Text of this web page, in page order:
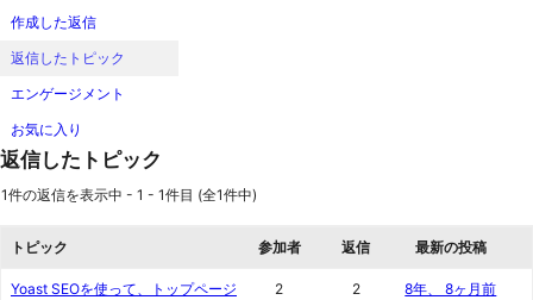
作成した返信
返信したトピック
エンゲージメント
お気に入り
返信したトピック
1件の返信を表示中 - 1 - 1件目 (全1件中)
トピック 参加者 返信 最新の投稿
Yoast SEOを使って、トップページ
2 2 8年、 8ヶ月前